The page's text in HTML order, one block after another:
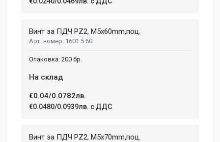
Винт за ПДЧ PZ2, M5x60mm,поц.
1601 5 60
200 бр.
На склад
€0.04/0.0782лв.
€0.0480/0.0939лв. с ДДС
Винт за ПДЧ PZ2, M5x70mm,поц.